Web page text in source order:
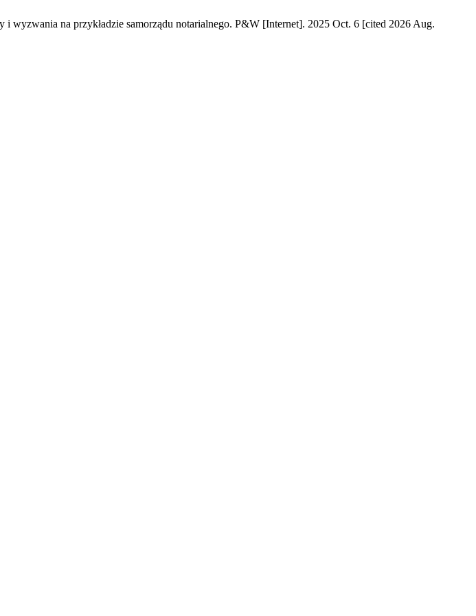
na przykładzie samorządu notarialnego. P&W [Internet]. 2025 Oct. 6 [cited 2026 Aug.